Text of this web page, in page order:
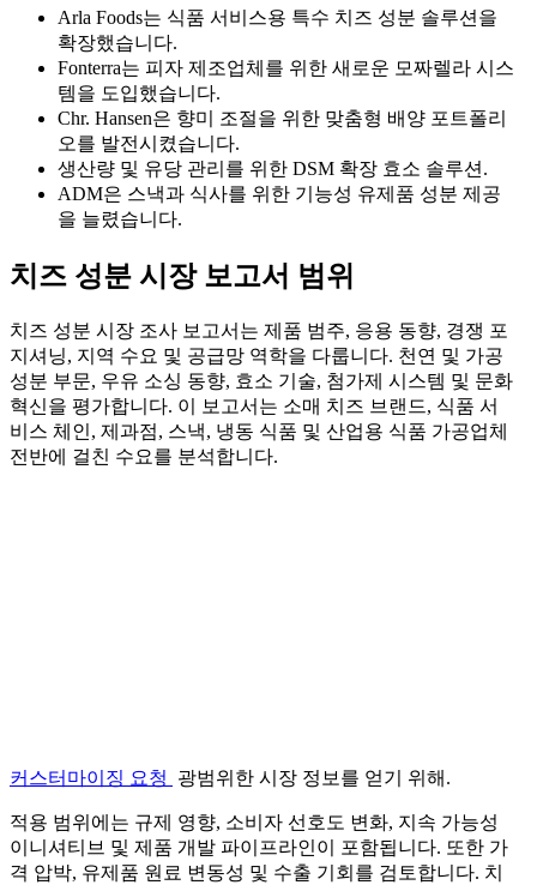
Arla Foods는 식품 서비스용 특수 치즈 성분 솔루션을
확장했습니다.
Fonterra는 피자 제조업체를 위한 새로운 모짜렐라 시스
템을 도입했습니다.
Chr. Hansen은 향미 조절을 위한 맞춤형 배양 포트폴리
오를 발전시켰습니다.
생산량 및 유당 관리를 위한 DSM 확장 효소 솔루션.
ADM은 스낵과 식사를 위한 기능성 유제품 성분 제공
을 늘렸습니다.
치즈 성분 시장 보고서 범위
치즈 성분 시장 조사 보고서는 제품 범주, 응용 동향, 경쟁 포
지셔닝, 지역 수요 및 공급망 역학을 다룹니다. 천연 및 가공
성분 부문, 우유 소싱 동향, 효소 기술, 첨가제 시스템 및 문화
혁신을 평가합니다. 이 보고서는 소매 치즈 브랜드, 식품 서
비스 체인, 제과점, 스낵, 냉동 식품 및 산업용 식품 가공업체
전반에 걸친 수요를 분석합니다.
커스터마이징 요청 광범위한 시장 정보를 얻기 위해.
적용 범위에는 규제 영향, 소비자 선호도 변화, 지속 가능성
이니셔티브 및 제품 개발 파이프라인이 포함됩니다. 또한 가
격 압박, 유제품 원료 변동성 및 수출 기회를 검토합니다. 치